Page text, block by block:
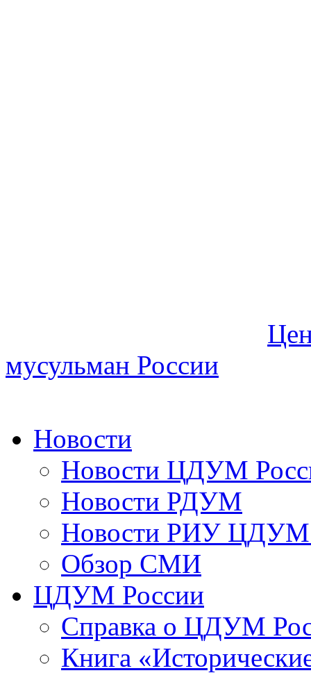
мусульман России
Новости
Новости ЦДУМ
Новости РДУМ
Новости РИУ ЦДУМ
Обзор СМИ
ЦДУМ России
Справка о ЦДУМ
Книга